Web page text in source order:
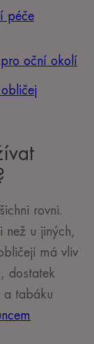
péče
oční okolí
rovni.
než u jiných,
má vliv
dostatek
a tabáku